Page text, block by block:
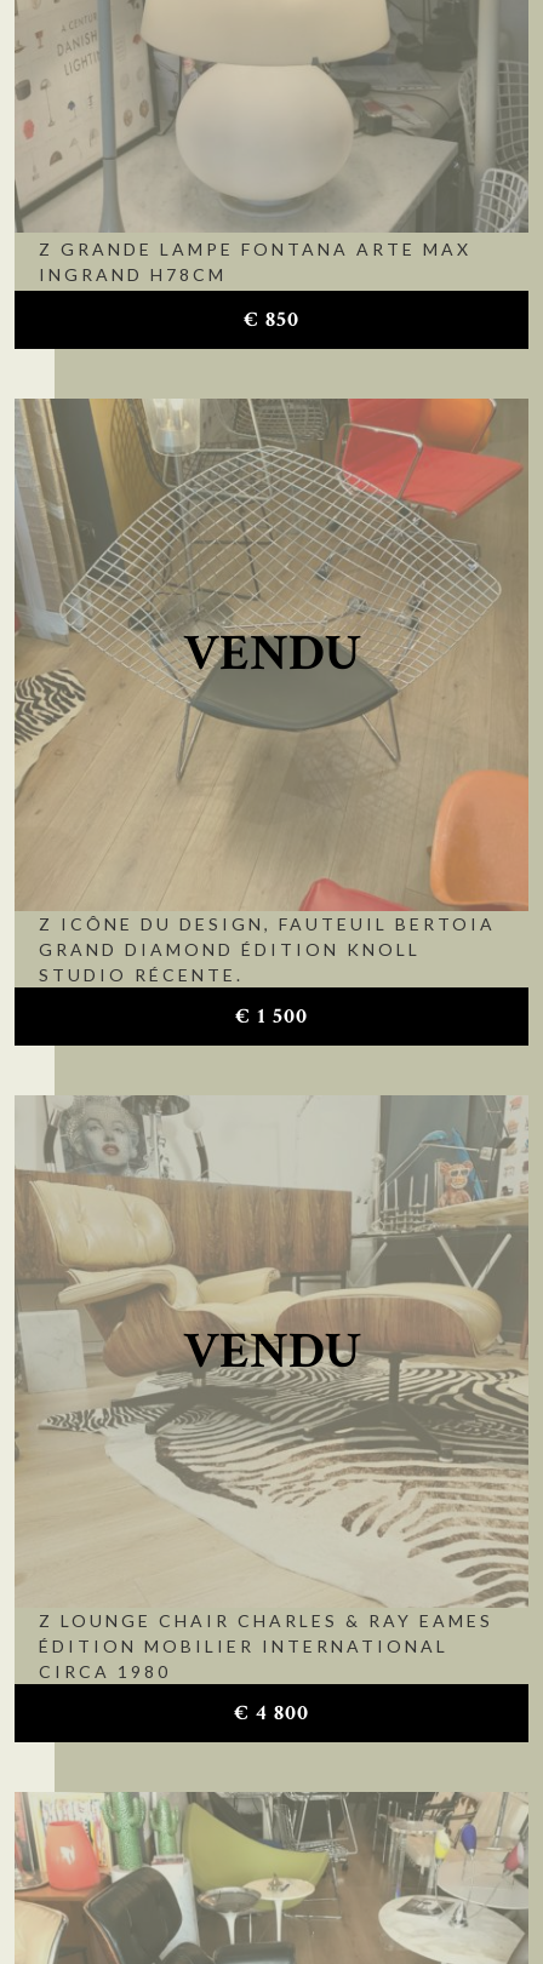
Z GRANDE LAMPE FONTANA ARTE MAX
INGRAND H78CM
€ 850
VENDU
Z ICÔNE DU DESIGN, FAUTEUIL BERTOIA
GRAND DIAMOND ÉDITION KNOLL
STUDIO RÉCENTE.
€ 1 500
VENDU
Z LOUNGE CHAIR CHARLES & RAY EAMES
ÉDITION MOBILIER INTERNATIONAL
CIRCA 1980
€ 4 800